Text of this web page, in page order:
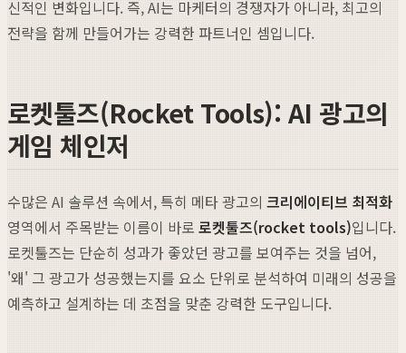
신적인 변화입니다. 즉, AI는 마케터의 경쟁자가 아니라, 최고의
전략을 함께 만들어가는 강력한 파트너인 셈입니다.
로켓툴즈(Rocket Tools): AI 광고의
게임 체인저
수많은 AI 솔루션 속에서, 특히 메타 광고의 크리에이티브 최적화
영역에서 주목받는 이름이 바로 로켓툴즈(rocket tools)입니다.
로켓툴즈는 단순히 성과가 좋았던 광고를 보여주는 것을 넘어,
'왜' 그 광고가 성공했는지를 요소 단위로 분석하여 미래의 성공을
예측하고 설계하는 데 초점을 맞춘 강력한 도구입니다.